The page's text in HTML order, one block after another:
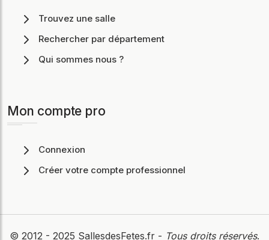
Trouvez une salle
Rechercher par département
Qui sommes nous ?
Mon compte pro
Connexion
Créer votre compte professionnel
© 2012 - 2025 SallesdesFetes.fr - Tous droits réservés.